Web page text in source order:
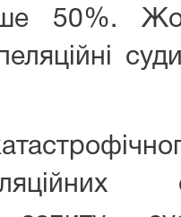
50%.